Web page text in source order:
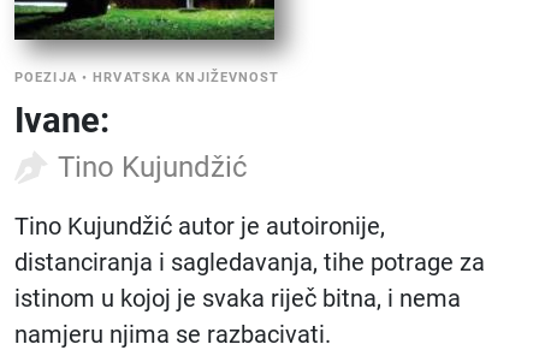
POEZIJA •HRVATSKA KNJIŽEVNOST
Ivane:
Tino Kujundžić
Tino Kujundžić autor je autoironije,
distanciranja i sagledavanja, tihe potrage za
istinom u kojoj je svaka riječ bitna, i nema
namjeru njima se razbacivati.